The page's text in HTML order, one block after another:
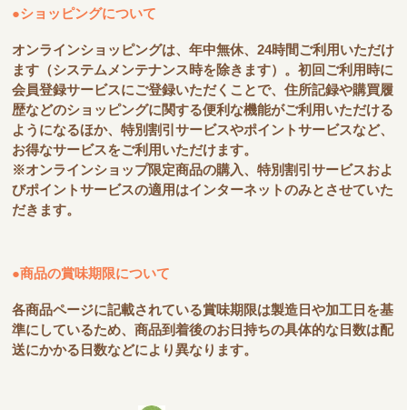
●ショッピングについて
オンラインショッピングは、年中無休、24時間ご利用いただけ
ます（システムメンテナンス時を除きます）。初回ご利用時に
会員登録サービスにご登録いただくことで、住所記録や購買履
歴などのショッピングに関する便利な機能がご利用いただける
ようになるほか、特別割引サービスやポイントサービスなど、
お得なサービスをご利用いただけます。
※オンラインショップ限定商品の購入、特別割引サービスおよ
びポイントサービスの適用はインターネットのみとさせていた
だきます。
●商品の賞味期限について
各商品ページに記載されている賞味期限は製造日や加工日を基
準にしているため、商品到着後のお日持ちの具体的な日数は配
送にかかる日数などにより異なります。